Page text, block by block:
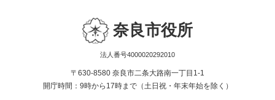
奈良市役所
法人番号4000020292010
〒630-8580 奈良市二条大路南一丁目1-1
開庁時間：9時から17時まで（土日祝・年末年始を除く）